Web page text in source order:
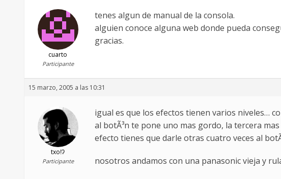
cuarto
Participante
tenes algun de manual de la consola.
alguien conoce alguna web donde pueda
gracias.
15 marzo, 2005 a las 10:31
txoǃʔ
Participante
igual es que los efectos tienen varios niveles…
al botÃ³n te pone uno mas gordo, la tercera
efecto tienes que darle otras cuatro veces al
nosotros andamos con una panasonic vieja y